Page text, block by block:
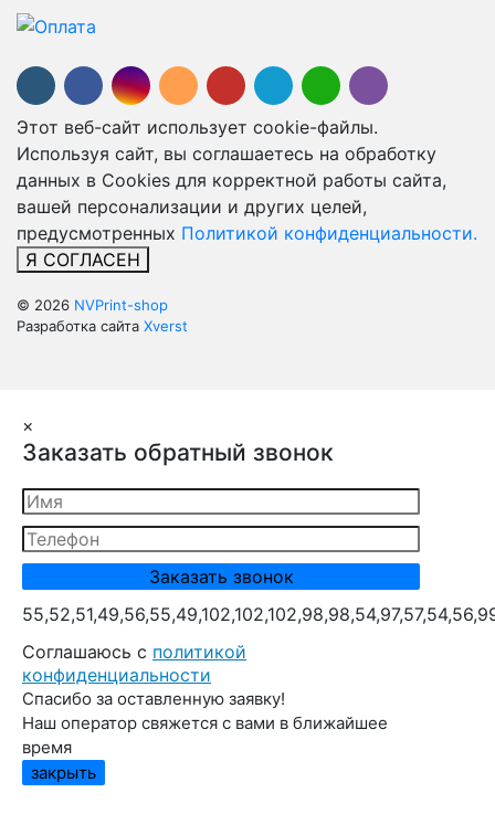
Этот веб-сайт использует cookie-файлы.
Используя сайт, вы соглашаетесь на обработку
данных в Cookies для корректной работы сайта,
вашей персонализации и других целей,
предусмотренных Политикой конфиденциальности.
Я СОГЛАСЕН
© 2026 NVPrint-shop
Разработка сайта Xverst
×
Заказать обратный звонок
Cоглашаюсь с политикой
конфиденциальности
Спасибо за оставленную заявку!
Наш оператор свяжется с вами в ближайшее
время
закрыть